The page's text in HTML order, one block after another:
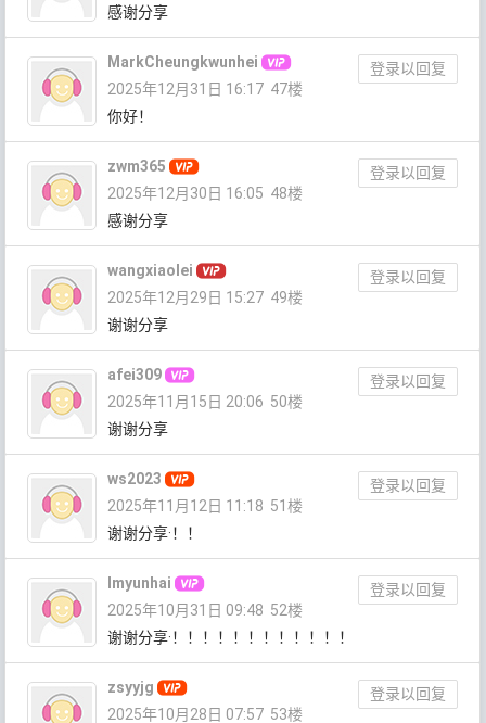
感谢分享
MarkCheungkwunhei
登录以回复
2025年12月31日 16:17 47楼
你好！
zwm365
登录以回复
2025年12月30日 16:05 48楼
感谢分享
wangxiaolei
登录以回复
2025年12月29日 15:27 49楼
谢谢分享
afei309
登录以回复
2025年11月15日 20:06 50楼
谢谢分享
ws2023
登录以回复
2025年11月12日 11:18 51楼
谢谢分享·！！
Imyunhai
登录以回复
2025年10月31日 09:48 52楼
谢谢分享·！！！！！！！！！！！！
zsyyjg
登录以回复
2025年10月28日 07:57 53楼